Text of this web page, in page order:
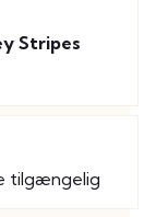
Stripes
tilgængelig